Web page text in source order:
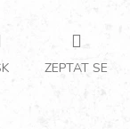
ZEPTAT SE